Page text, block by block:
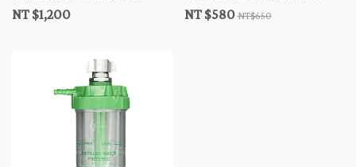
氣機 製氧機 戴爾貝斯氧氣
機專用
NT $1,200
潮濕瓶
NT $580NT$650